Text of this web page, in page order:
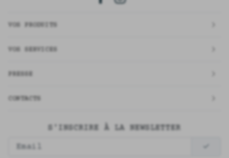
VOS PRODUITS
VOS SERVICES
PRESSE
CONTACTS
S'INSCRIRE À LA NEWSLETTER